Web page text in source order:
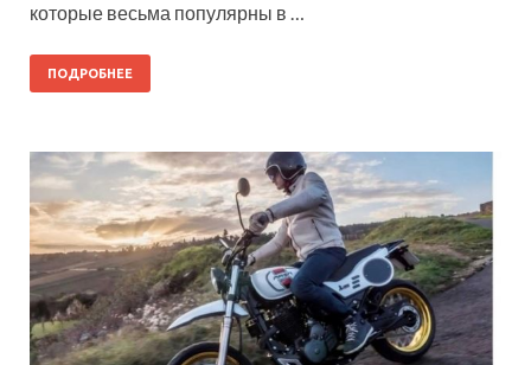
которые весьма популярны в …
ПОДРОБНЕЕ